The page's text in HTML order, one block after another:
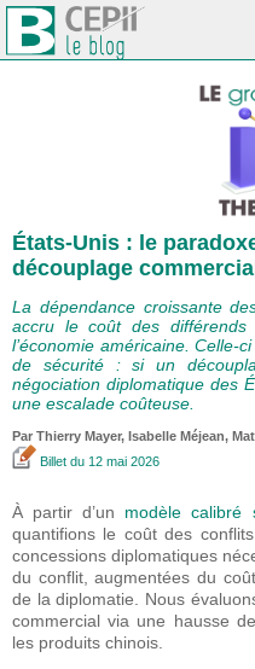
États-Unis : le
découplage
La dépendance croissante
accru le coût des différends
l’économie américaine. Celle-
de sécurité : si un
négociation diplomatique des
une escalade coûteuse.
Par Thierry Mayer, Isabelle Méjean,
Billet du 12 mai 2026
À partir d’un modèle calibré
quantifions le coût des
concessions diplomatiques
du conflit, augmentées du
de la diplomatie. Nous
commercial via une hausse
les produits chinois.